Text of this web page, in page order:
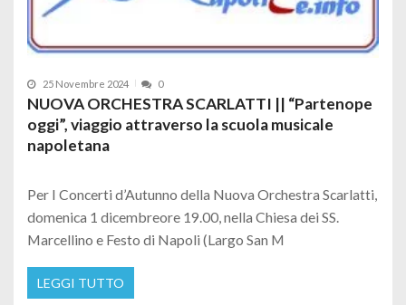
25 Novembre 2024 0
NUOVA ORCHESTRA SCARLATTI || “Partenope
oggi”, viaggio attraverso la scuola musicale
napoletana
Per I Concerti d’Autunno della Nuova Orchestra Scarlatti,
domenica 1 dicembreore 19.00, nella Chiesa dei SS.
Marcellino e Festo di Napoli (Largo San M
LEGGI TUTTO